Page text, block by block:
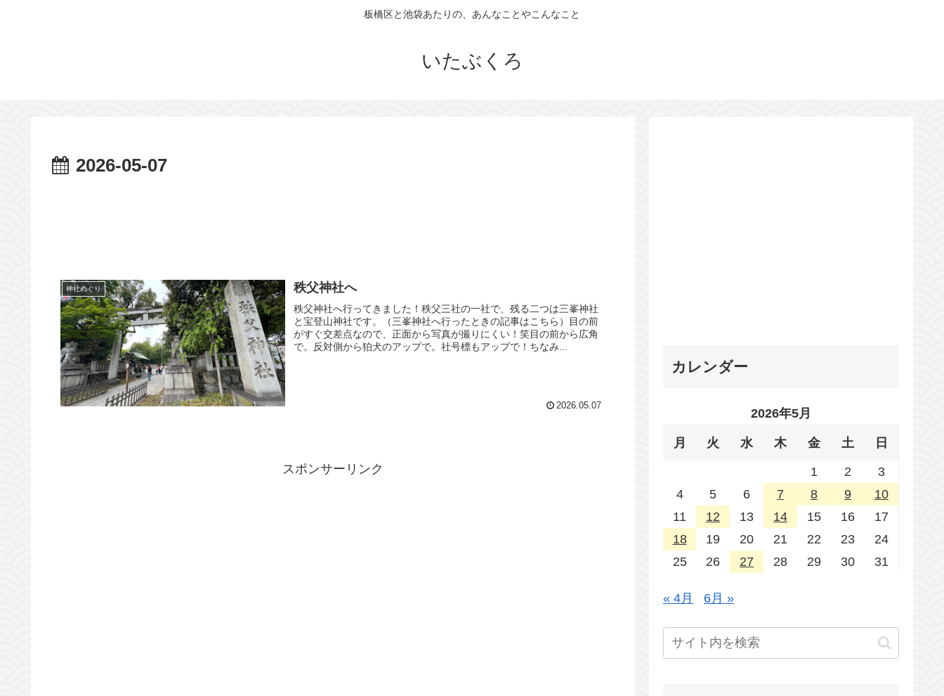
板橋区と池袋あたりの、あんなことやこんなこと
いたぶくろ
2026-05-07
神社めぐり 秩父神社へ
秩父神社へ行ってきました！秩父三社の一社で、残る二つは三峯神社
と宝登山神社です。（三峯神社へ行ったときの記事はこちら）目の前
がすぐ交差点なので、正面から写真が撮りにくい！笑目の前から広角
で。反対側から狛犬のアップで。社号標もアップで！ちなみ...
2026.05.07
スポンサーリンク
カレンダー
2026年5月
月 火 水 木 金 土 日
1 2
3
4
5 6 7 8 9
10
11
12 13 14 15 16
17
18
19 20 21 22 23
24
25
26 27 28 29 30 31
« 4月 6月 »